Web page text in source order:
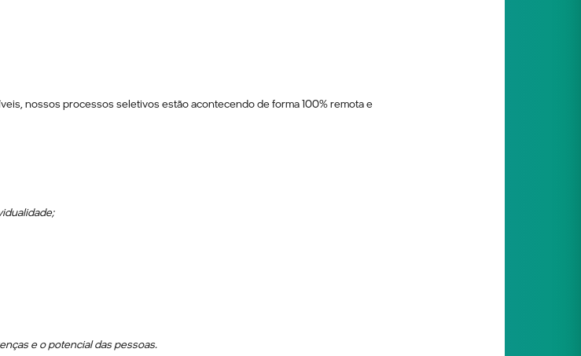
nossos processos seletivos estão acontecendo de forma 100% remota e
e o potencial das pessoas.